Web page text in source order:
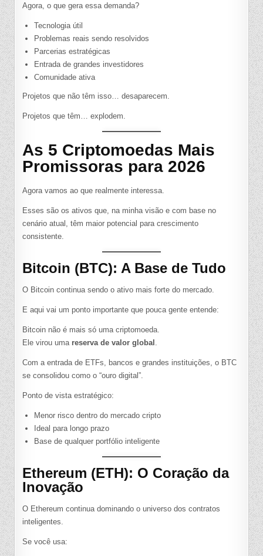
Agora, o que gera essa demanda?
Tecnologia útil
Problemas reais sendo resolvidos
Parcerias estratégicas
Entrada de grandes investidores
Comunidade ativa
Projetos que não têm isso… desaparecem.
Projetos que têm… explodem.
As 5 Criptomoedas Mais
Promissoras para 2026
Agora vamos ao que realmente interessa.
Esses são os ativos que, na minha visão e com base no
cenário atual, têm maior potencial para crescimento
consistente.
Bitcoin (BTC): A Base de Tudo
O Bitcoin continua sendo o ativo mais forte do mercado.
E aqui vai um ponto importante que pouca gente entende:
Bitcoin não é mais só uma criptomoeda.
Ele virou uma reserva de valor global .
Com a entrada de ETFs, bancos e grandes instituições, o BTC
se consolidou como o “ouro digital”.
Ponto de vista estratégico:
Menor risco dentro do mercado cripto
Ideal para longo prazo
Base de qualquer portfólio inteligente
Ethereum (ETH): O Coração da
Inovação
O Ethereum continua dominando o universo dos contratos
inteligentes.
Se você usa: